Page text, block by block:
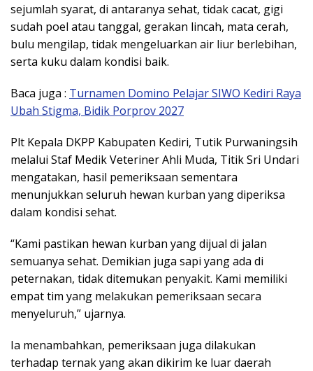
sejumlah syarat, di antaranya sehat, tidak cacat, gigi
sudah poel atau tanggal, gerakan lincah, mata cerah,
bulu mengilap, tidak mengeluarkan air liur berlebihan,
serta kuku dalam kondisi baik.
Baca juga : Turnamen Domino Pelajar SIWO Kediri Raya
Ubah Stigma, Bidik Porprov 2027
Plt Kepala DKPP Kabupaten Kediri, Tutik Purwaningsih
melalui Staf Medik Veteriner Ahli Muda, Titik Sri Undari
mengatakan, hasil pemeriksaan sementara
menunjukkan seluruh hewan kurban yang diperiksa
dalam kondisi sehat.
“Kami pastikan hewan kurban yang dijual di jalan
semuanya sehat. Demikian juga sapi yang ada di
peternakan, tidak ditemukan penyakit. Kami memiliki
empat tim yang melakukan pemeriksaan secara
menyeluruh,” ujarnya.
Ia menambahkan, pemeriksaan juga dilakukan
terhadap ternak yang akan dikirim ke luar daerah